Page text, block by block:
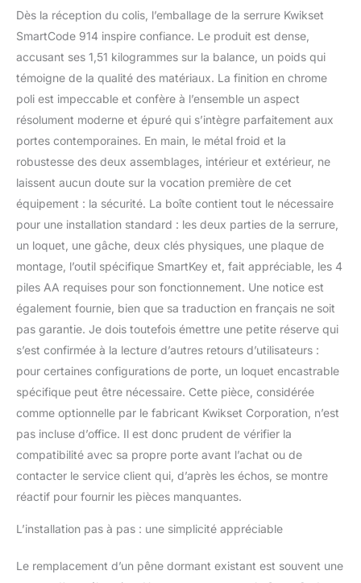
Wave en utilisant votre
téléphone Verrouillage
automatique des portes
en option après 30
secondes pour plus de
tranquillité d'esprit
Programmez jusqu'à 30
codes utilisateur pour la
famille, les amis ou votre
promeneur de chien Doté
de la sécurité SmartKey,
techniques avancées
d'effraction et vous
permet de remettre votre
serrure vous-même en
Dès la réception du colis, l’emballage de la serrure Kwikset
SmartCode 914 inspire confiance. Le produit est dense,
accusant ses 1,51 kilogrammes sur la balance, un poids qui
témoigne de la qualité des matériaux. La finition en chrome
poli est impeccable et confère à l’ensemble un aspect
résolument moderne et épuré qui s’intègre parfaitement aux
portes contemporaines. En main, le métal froid et la
robustesse des deux assemblages, intérieur et extérieur, ne
laissent aucun doute sur la vocation première de cet
équipement : la sécurité. La boîte contient tout le nécessaire
pour une installation standard : les deux parties de la serrure,
un loquet, une gâche, deux clés physiques, une plaque de
montage, l’outil spécifique SmartKey et, fait appréciable, les 4
piles AA requises pour son fonctionnement. Une notice est
également fournie, bien que sa traduction en français ne soit
pas garantie. Je dois toutefois émettre une petite réserve qui
s’est confirmée à la lecture d’autres retours d’utilisateurs :
pour certaines configurations de porte, un loquet encastrable
spécifique peut être nécessaire. Cette pièce, considérée
comme optionnelle par le fabricant Kwikset Corporation, n’est
pas incluse d’office. Il est donc prudent de vérifier la
compatibilité avec sa propre porte avant l’achat ou de
contacter le service client qui, d’après les échos, se montre
réactif pour fournir les pièces manquantes.
L’installation pas à pas : une simplicité appréciable
Le remplacement d’un pêne dormant existant est souvent une